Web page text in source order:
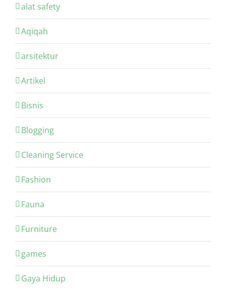
alat safety
Aqiqah
arsitektur
Artikel
Bisnis
Blogging
Cleaning Service
Fashion
Fauna
Furniture
games
Gaya Hidup